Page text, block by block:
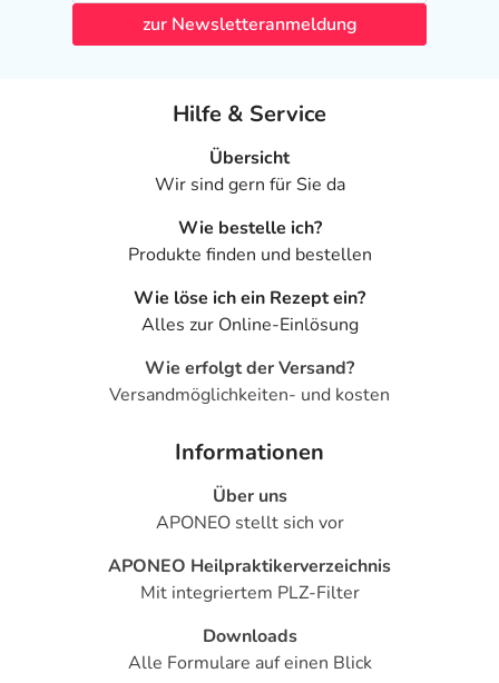
zur Newsletteranmeldung
Hilfe & Service
Übersicht
Wir sind gern für Sie da
Wie bestelle ich?
Produkte finden und bestellen
Wie löse ich ein Rezept ein?
Alles zur Online-Einlösung
Wie erfolgt der Versand?
Versandmöglichkeiten- und kosten
Informationen
Über uns
APONEO stellt sich vor
APONEO Heilpraktikerverzeichnis
Mit integriertem PLZ-Filter
Downloads
Alle Formulare auf einen Blick